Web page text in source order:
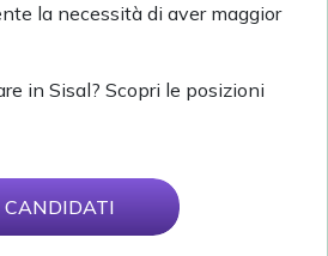
la necessità di aver maggior
in Sisal? Scopri le posizioni
CANDIDATI